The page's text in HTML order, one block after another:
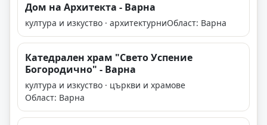
Дом на Архитекта - Варна
култура и изкуство · архитектурниОбласт: Варна
Катедрален храм "Свето Успение
Богородично" - Варна
култура и изкуство · църкви и храмове
Област: Варна